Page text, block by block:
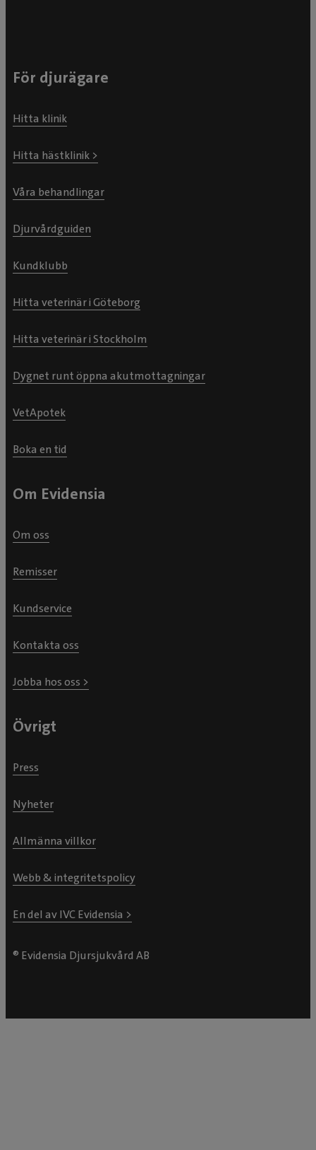
För djurägare
Hitta klinik
Hitta hästklinik >
Våra behandlingar
Djurvårdguiden
Kundklubb
Hitta veterinär i Göteborg
Hitta veterinär i Stockholm
Dygnet runt öppna akutmottagningar
VetApotek
Boka en tid
Om Evidensia
Om oss
Remisser
Kundservice
Kontakta oss
Jobba hos oss >
Övrigt
Press
Nyheter
Allmänna villkor
Webb & integritetspolicy
En del av IVC Evidensia >
® Evidensia Djursjukvård AB